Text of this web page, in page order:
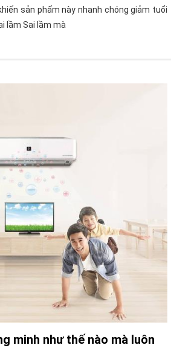
sản phẩm này nhanh chóng giảm tuổi
lầm Sai lầm mà
minh như thế nào mà luôn